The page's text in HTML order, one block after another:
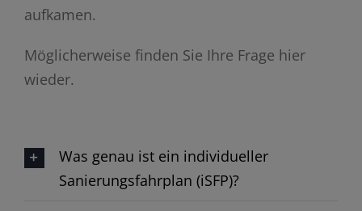
aufkamen.
Möglicherweise finden Sie Ihre Frage hier
wieder.
Was genau ist ein individueller
Sanierungsfahrplan (iSFP)?​